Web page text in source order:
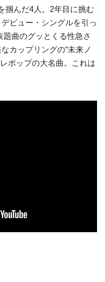
掴んだ4人。2年目に挑む
ビュー・シングルを引っ
曲のグッとくる性急さ
カップリングの“未来ノ
ポップの大名曲。これは